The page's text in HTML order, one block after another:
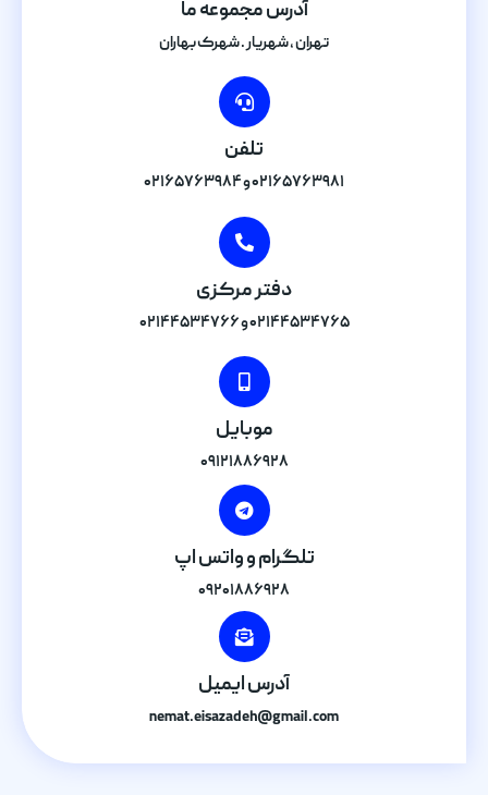
آدرس مجموعه ما
تهران , شهریار . شهرک بهاران
تلفن
۰۲۱۶۵۷۶۳۹۸۱ و ۰۲۱۶۵۷۶۳۹۸۴
دفتر مرکزی
۰۲۱۴۴۵۳۴۷۶۵ و ۰۲۱۴۴۵۳۴۷۶۶
موبایل
۰۹۱۲۱۸۸۶۹۲۸
تلگرام و واتس اپ
۰۹۲۰۱۸۸۶۹۲۸
آدرس ایمیل
nemat.eisazadeh@gmail.com